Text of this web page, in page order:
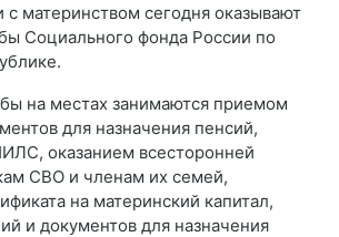
материнством сегодня оказывают
Социального фонда России по
на местах занимаются приемом
для назначения пенсий,
оказанием всесторонней
СВО и членам их семей,
на материнский капитал,
и документов для назначения